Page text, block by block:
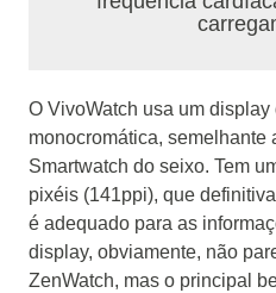
O VivoWatch usa um
monocromática, semelhante
Smartwatch do seixo. Tem
pixéis (141ppi), que
é adequado para as
display, obviamente, não
ZenWatch, mas o principal